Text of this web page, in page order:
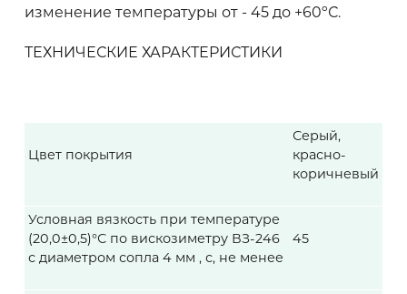
изменение температуры от - 45 до +60ºС.
ТЕХНИЧЕСКИЕ ХАРАКТЕРИСТИКИ
Цвет покрытия
Серый,
красно-
коричневый
Условная вязкость при температуре
(20,0±0,5)°С по вискозиметру ВЗ-246
с диаметром сопла 4 мм , с, не менее
45